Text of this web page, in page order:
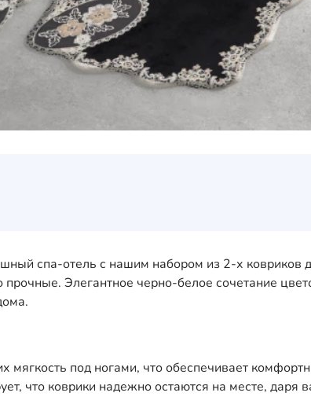
спа-отель с нашим набором из 2-х ковриков
прочные. Элегантное черно-белое сочетание
мягкость под ногами, что обеспечивает
что коврики надежно остаются на месте,